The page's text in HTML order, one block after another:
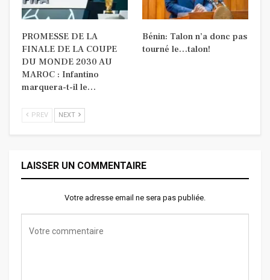
PROMESSE DE LA
FINALE DE LA COUPE
DU MONDE 2030 AU
MAROC : Infantino
marquera-t-il le…
Bénin: Talon n’a donc pas
tourné le…talon!
PREV NEXT
LAISSER UN COMMENTAIRE
Votre adresse email ne sera pas publiée.